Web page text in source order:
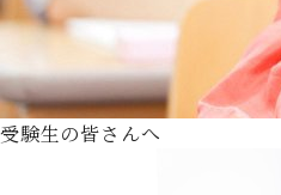
受験生の皆さんへ